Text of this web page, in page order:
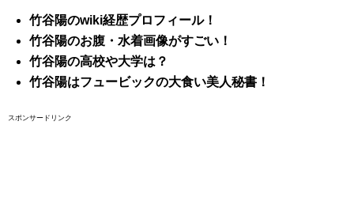
竹谷陽のwiki経歴プロフィール！
竹谷陽のお腹・水着画像がすごい！
竹谷陽の高校や大学は？
竹谷陽はフュービックの大食い美人秘書！
スポンサードリンク